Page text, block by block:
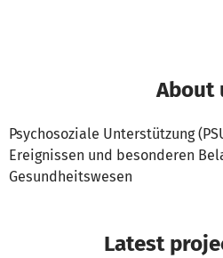
About
Psychosoziale Unterstützung
Ereignissen und besonderen
Gesundheitswesen
Latest